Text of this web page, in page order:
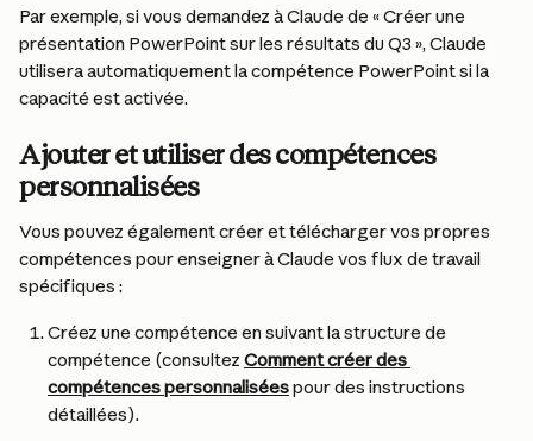
Par exemple, si vous demandez à Claude de « Créer une
présentation PowerPoint sur les résultats du Q3 », Claude
utilisera automatiquement la compétence PowerPoint si la
capacité est activée.
Ajouter et utiliser des compétences
personnalisées
Vous pouvez également créer et télécharger vos propres
compétences pour enseigner à Claude vos flux de travail
spécifiques :
Créez une compétence en suivant la structure de
compétence (consultez Comment créer des
compétences personnalisées pour des instructions
détaillées).